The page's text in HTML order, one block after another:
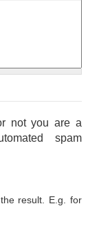
not you are a
spam
result. E.g. for